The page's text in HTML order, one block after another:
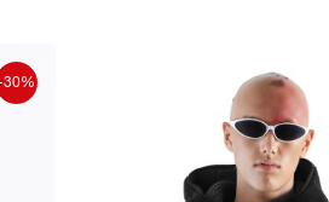
30%